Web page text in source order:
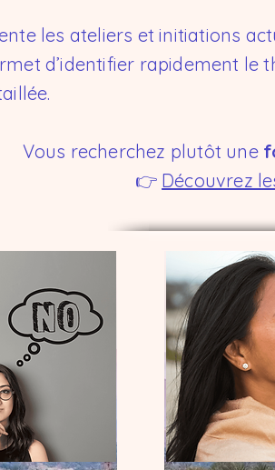
les ateliers et initiations
d’identifier rapidement le
Vous recherchez plutôt une
👉 Découvrez